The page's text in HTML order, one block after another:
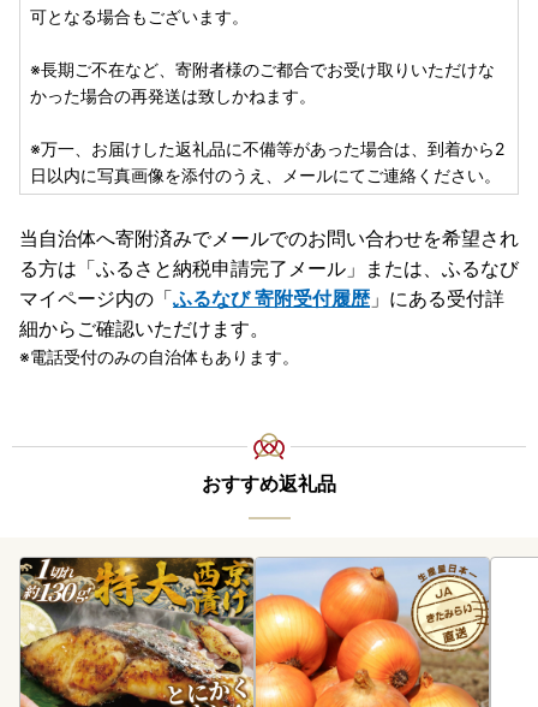
可となる場合もございます。
※長期ご不在など、寄附者様のご都合でお受け取りいただけな
かった場合の再発送は致しかねます。
※万一、お届けした返礼品に不備等があった場合は、到着から2
日以内に写真画像を添付のうえ、メールにてご連絡ください。
当自治体へ寄附済みでメールでのお問い合わせを希望され
る方は「ふるさと納税申請完了メール」 または、ふるなび
マイページ内の「ふるなび 寄附受付履歴」にある受付詳
細からご確認いただけます。
電話受付のみの自治体もあります。
おすすめ返礼品